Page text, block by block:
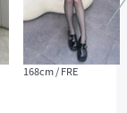
168cm / FRE